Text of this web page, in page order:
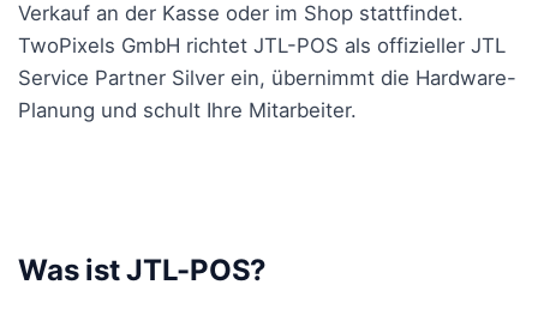
Verkauf an der Kasse oder im Shop stattfindet.
TwoPixels GmbH richtet JTL-POS als offizieller JTL
Service Partner Silver ein, übernimmt die Hardware-
Planung und schult Ihre Mitarbeiter.
Was ist JTL-POS?